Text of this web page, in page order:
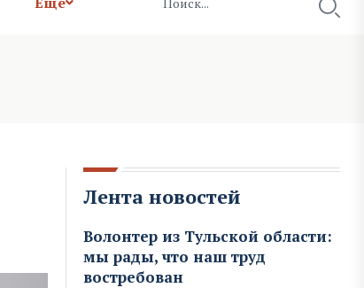
Лента новостей
Волонтер из Тульской области:
мы рады, что наш труд
востребован